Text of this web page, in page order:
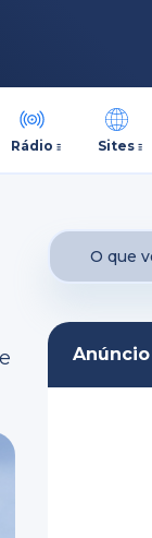
Rádio Sites
Anúncio